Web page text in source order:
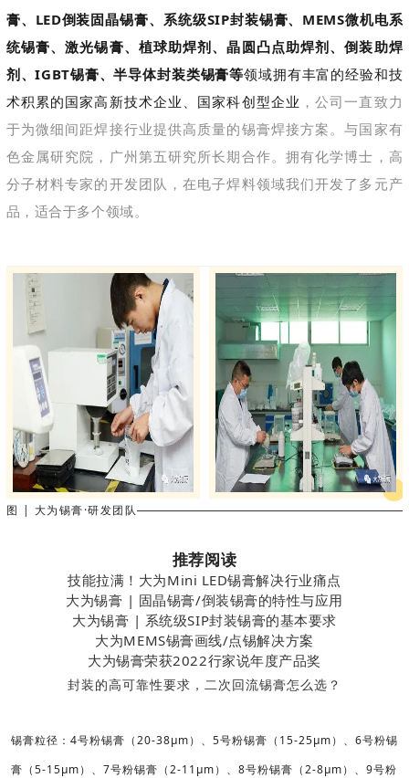
膏、LED倒装固晶锡膏、系统级SIP封装锡膏、MEMS微机电系
统锡膏、激光锡膏、植球助焊剂、晶圆凸点助焊剂、倒装助焊
剂、IGBT锡膏、半导体封装类锡膏等领域拥有丰富的经验和技
术积累的国家高新技术企业、国家科创型企业 ，公司一直致力
于为微细间距焊接行业提供高质量的锡膏焊接方案。与国家有
色金属研究院，广州第五研究所长期合作。拥有化学博士，高
分子材料专家的开发团队，在电子焊料领域我们开发了多元产
品，适合于多个领域。
图 | 大为锡膏·研发团队
推荐阅读
技能拉满！大为Mini LED锡膏解决行业痛点
大为锡膏 | 固晶锡膏/倒装锡膏的特性与应用
大为锡膏 | 系统级SIP封装锡膏的基本要求
大为MEMS锡膏画线/点锡解决方案
大为锡膏荣获2022行家说年度产品奖
封装的高可靠性要求，二次回流锡膏怎么选？
锡膏粒径：4号粉锡膏（20-38μm）、5号粉锡膏（15-25μm）、6号粉锡
膏（5-15μm）、7号粉锡膏（2-11μm）、8号粉锡膏（2-8μm）、9号粉